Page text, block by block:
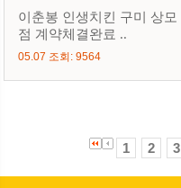
이춘봉 인생치킨 구미 상모
점 계약체결완료 ..
05.07 조회: 9564
1 2 3